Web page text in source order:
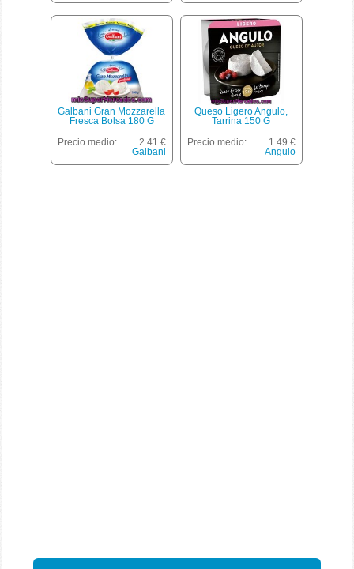
Galbani Gran Mozzarella
Fresca Bolsa 180 G
Precio medio:
2.41 €
Galbani
Queso Ligero Angulo,
Tarrina 150 G
Precio medio:
1.49 €
Angulo